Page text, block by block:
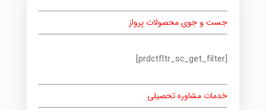
جست و جوی محصولات پرواز
[prdctfltr_sc_get_filter]
خدمات مشاوره تحصیلی